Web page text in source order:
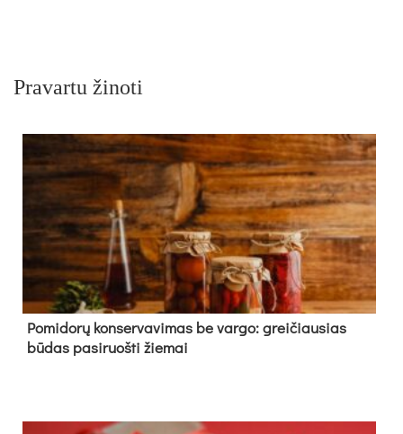
Pravartu žinoti
Pomidorų konservavimas be vargo: greičiausias
būdas pasiruošti žiemai